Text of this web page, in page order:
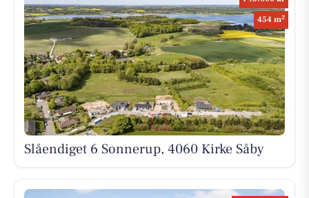
454 m2
Slåendiget 6 Sonnerup, 4060 Kirke Såby